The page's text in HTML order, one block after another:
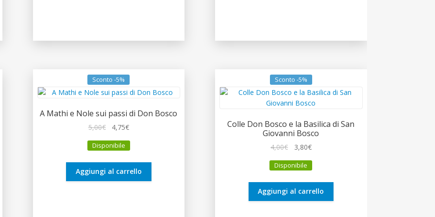
Sconto -5%
A Mathi e Nole sui passi di Don Bosco
5,00€
originale
5,00€.
4,75€Il
attuale
4,75€.
Disponibile
Aggiungi al carrello
Sconto -5%
Colle Don Bosco e la Basilica di San
Giovanni Bosco
4,00€
originale
4,00€.
3,80€Il
attuale
3,80€.
Disponibile
Aggiungi al carrello